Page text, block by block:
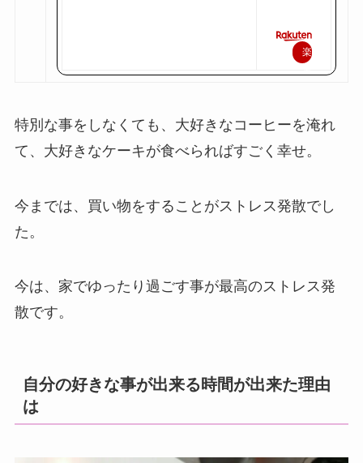
楽
天
購
特別な事をしなくても、大好きなコーヒーを淹れ
て、大好きなケーキが食べらればすごく幸せ。
今までは、買い物をすることがストレス発散でし
た。
今は、家でゆったり過ごす事が最高のストレス発
散です。
自分の好きな事が出来る時間が出来た理由
は